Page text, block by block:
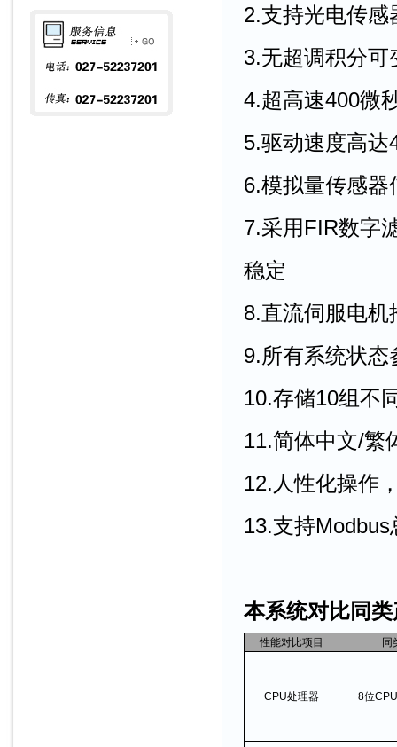
2.支持光电传
3.无超调积分
4.超高速400微
5.驱动速度高达
6.模拟量传感器
7.采用FIR数字
稳定
8.直流伺服电机
9.所有系统状态
10.存储10组不
11.简体中文/繁
12.人性化操作
13.支持
本系统对比同
性能对比项目 同
CPU处理器 8位